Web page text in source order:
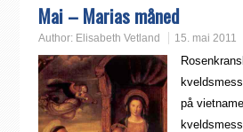
Mai – Marias måned
Author: Elisabeth Vetland 15. mai 2011
på